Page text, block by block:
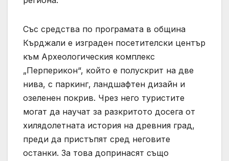
Със средства по програмата в община
Кърджали е изграден посетителски център
към Археологическия комплекс
„Перперикон“, който е полускрит на две
нива, с паркинг, ландшафтен дизайн и
озеленен покрив. Чрез него туристите
могат да научат за разкритото досега от
хилядолетната история на древния град,
преди да пристъпят сред неговите
останки. За това допринасят също